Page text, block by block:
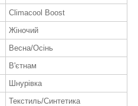
Climacool Boost
Жіночий
Весна/Осінь
В'єтнам
Шнурівка
Текстиль/Синтетика